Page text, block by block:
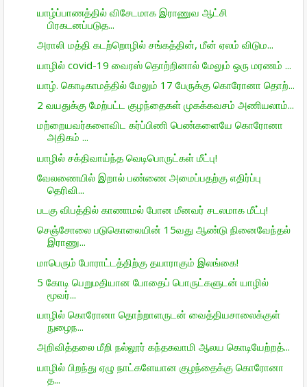
யாழ்ப்பாணத்தில் விசேடமாக இராணுவ ஆட்சி
பிரகடனப்படுத...
அராலி மத்தி கடற்றொழில் சங்கத்தின், மீன் ஏலம் விடும...
யாழில் covid-19 வைரஸ் தொற்றினால் மேலும் ஒரு மரணம் ...
யாழ். கொடிகாமத்தில் மேலும் 17 பேருக்கு கொரோனா தொற்...
2 வயதுக்கு மேற்பட்ட குழந்தைகள் முகக்கவசம் அணியலாம்...
மற்றையவர்களைவிட கர்ப்பிணி பெண்களையே கொரோனா
அதிகம் ...
யாழில் சக்திவாய்ந்த வெடிபொருட்கள் மீட்பு!
வேலணையில் இறால் பண்ணை அமைப்பதற்கு எதிர்ப்பு
தெரிவி...
படகு விபத்தில் காணாமல் போன மீனவர் சடலமாக மீட்பு!
செஞ்சோலை படுகொலையின் 15வது ஆண்டு நினைவேந்தல்
இராணு...
மாபெரும் போராட்டத்திற்கு தயாராகும் இலங்கை!
5 கோடி பெறுமதியான போதைப் பொருட்களுடன் யாழில்
மூவர்...
யாழில் கொரோனா தொற்றாளருடன் வைத்தியசாலைக்குள்
நுழைந...
அறிவித்தலை மீறி நல்லூர் கந்தசுவாமி ஆலய கொடியேற்றத்...
யாழில் பிறந்து ஏழு நாட்களேயான குழந்தைக்கு கொரோனா
த...